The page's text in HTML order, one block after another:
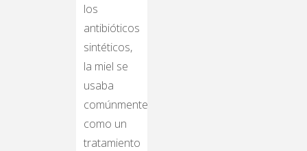
los
antibióticos
sintéticos,
la miel se
usaba
comúnmente
como un
tratamiento